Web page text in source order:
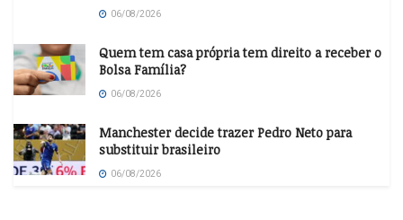
06/08/2026
Quem tem casa própria tem direito a receber o
Bolsa Família?
06/08/2026
Manchester decide trazer Pedro Neto para
substituir brasileiro
06/08/2026